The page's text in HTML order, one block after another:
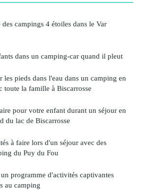
campings 4 étoiles dans le Var
dans un camping-car quand il pleut
les pieds dans l'eau dans un camping en
toute la famille à Biscarrosse
pour votre enfant durant un séjour en
du lac de Biscarrosse
à faire lors d'un séjour avec des
du Puy du Fou
programme d'activités captivantes
au camping